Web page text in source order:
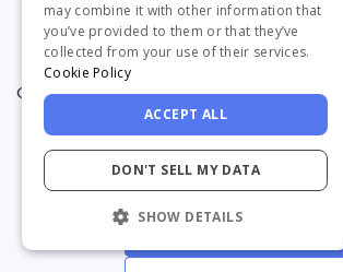
Únete a ellos: da el primer
crecimiento y comienza tu
preocupación.
Demo
may combine it with other information that
you’ve provided to them or that they’ve
collected from your use of their services.
Cookie Policy
ACCEPT ALL
DON'T SELL MY DATA
SHOW DETAILS